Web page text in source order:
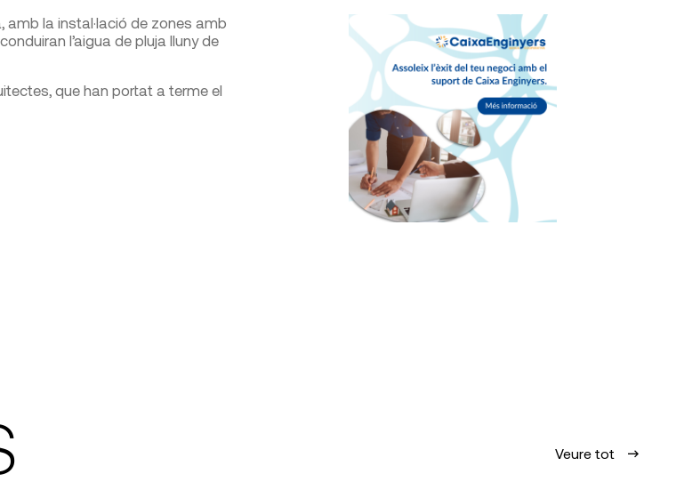
la instal·lació de zones amb
l’aigua de pluja lluny de
que han portat a terme el
Veure tot